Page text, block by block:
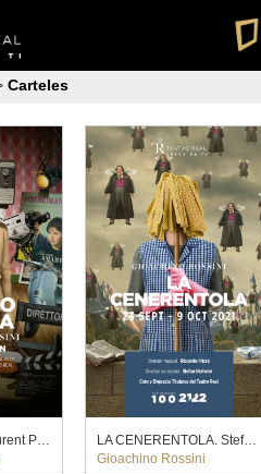
Carteles
Il turco in Italia. Laurent Pelly (2023)
LA CENERENTOLA. Stefan Herheim (2021)
Gioachino Rossini